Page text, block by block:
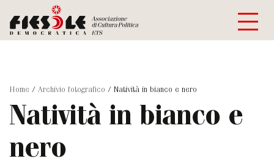
Home / Archivio fotografico / Natività in bianco e nero
Natività in bianco e
nero